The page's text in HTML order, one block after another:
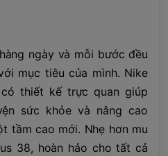
ngày và mỗi bước đều
mục tiêu của mình. Nike
thiết kế trực quan giúp
sức khỏe và nâng cao
tầm cao mới. Nhẹ hơn mu
38, hoàn hảo cho tất cả